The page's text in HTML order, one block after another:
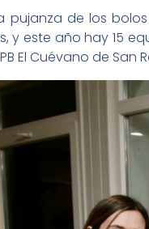
pujanza de los
y este año hay 15
El Cuévano de